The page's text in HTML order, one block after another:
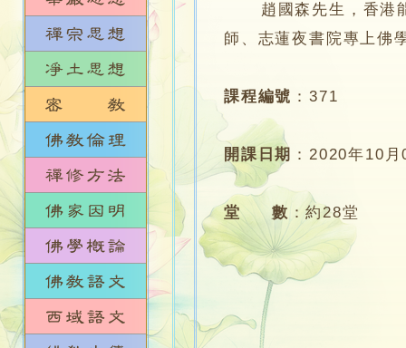
趙國森先生，香港能
師、志蓮夜書院專上佛
課程編號 ：371
開課日期 ：2020年10月
堂 數 ：約28堂